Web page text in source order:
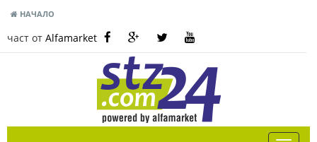
НАЧАЛО
част от Alfamarket